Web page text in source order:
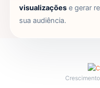
visualizações e gerar
sua audiência.